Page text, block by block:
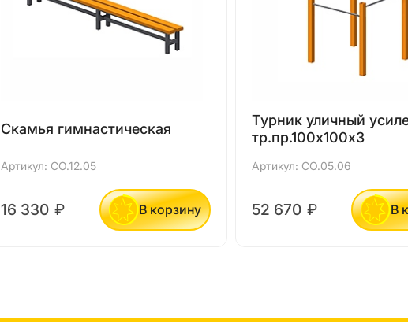
Скамья гимнастическая
Артикул: СО.12.05
16 330 ₽ В корзину
Турник уличный
тр.пр.100х100х3
Артикул: СО.05.06
52 670 ₽ В